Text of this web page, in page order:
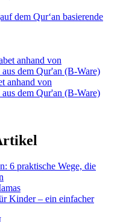
dem Qur‘an basierende
anhand von
dem Qur'an (B-Ware)
6 praktische Wege, die
Kinder – ein einfacher